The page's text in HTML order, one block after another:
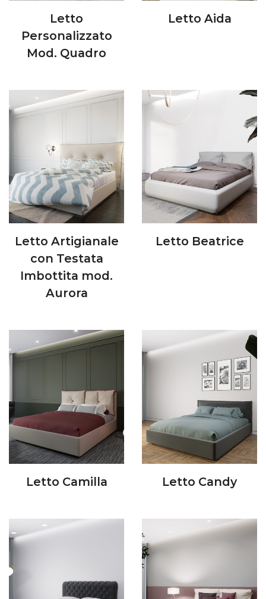
Letto
Personalizzato
Mod. Quadro
Letto Aida
Letto Artigianale
con Testata
Imbottita mod.
Aurora
Letto Beatrice
Letto Camilla Letto Candy